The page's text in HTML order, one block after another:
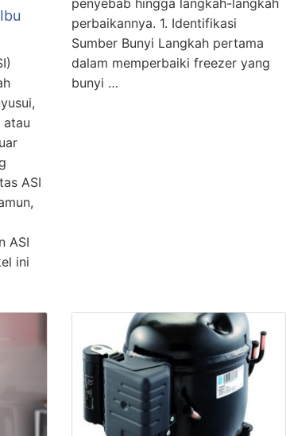
ASI
ASI
ini
perbaikannya. 1. Identifikasi
Sumber Bunyi Langkah pertama
dalam memperbaiki freezer yang
bunyi …